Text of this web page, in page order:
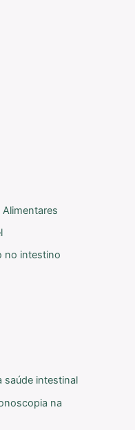
no intestino
saúde intestinal
na